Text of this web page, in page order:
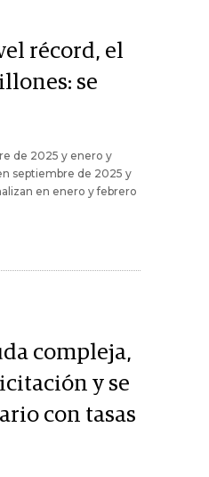
récord, el
se
de 2025 y enero y
septiembre de 2025 y
en enero y febrero
compleja,
y se
con tasas